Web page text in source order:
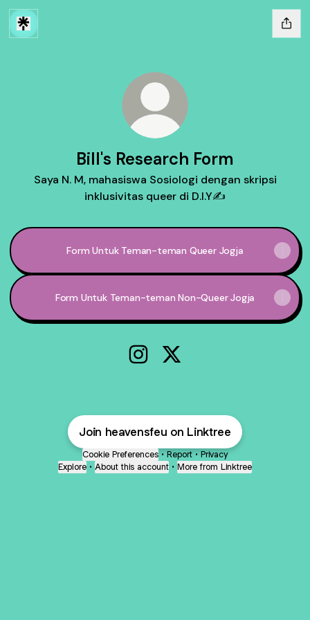
Bill's Research Form
Saya N. M, mahasiswa Sosiologi dengan skripsi
inklusivitas queer di D.I.Y✍
Form Untuk Teman-teman Queer Jogja
Form Untuk Teman-teman Non-Queer Jogja
Join heavensfeu on Linktree
Cookie Preferences • Report • Privacy
Explore • About this account • More from Linktree